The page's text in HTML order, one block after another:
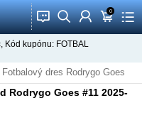
󰂱 󰂨 󰃳 0
󰃦 󰃖
Kód kupónu: FOTBAL
Fotbalový dres Rodrygo Goes
Rodrygo Goes #11 2025-